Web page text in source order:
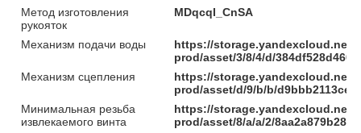
Метод изготовления
рукояток
MDqcqI_CnSA
Механизм подачи воды
https://storage.yandexcloud.net/
prod/asset/3/8/4/d/
Механизм сцепления
https://storage.yandexcloud.net/
prod/asset/d/9/b/b/
Минимальная резьба
извлекаемого винта
https://storage.yandexcloud.net/
prod/asset/8/a/a/2/